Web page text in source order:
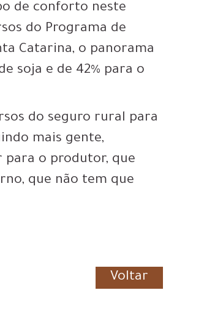
de conforto neste
do Programa de
Catarina, o panorama
soja e de 42% para o
do seguro rural para
mais gente,
para o produtor, que
que não tem que
Voltar